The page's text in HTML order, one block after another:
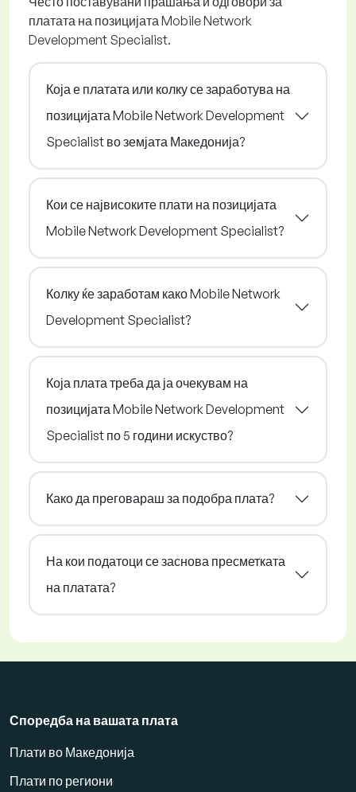
платата на позицијата Mobile Network
Development Specialist.
Која е платата или колку се заработува на
позицијата Mobile Network Development
Specialist во земјата Македонија?
Кои се највисоките плати на позицијата
Mobile Network Development Specialist?
Колку ќе заработам како Mobile Network
Development Specialist?
Која плата треба да ја очекувам на
позицијата Mobile Network Development
Specialist по 5 години искуство?
Како да преговараш за подобра плата?
На кои податоци се заснова пресметката
на платата?
Споредба на вашата плата
Плати во Македонија
Плати по региони